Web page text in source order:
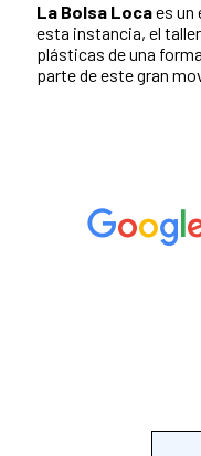
La Bolsa Locaes un
esta instancia, el
plásticas de una
parte de este gran